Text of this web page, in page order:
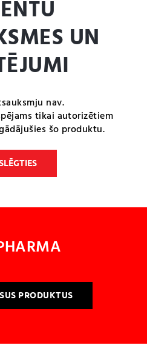
UN
nav.
tikai autorizētiem
šo produktu.
PRODUKTUS